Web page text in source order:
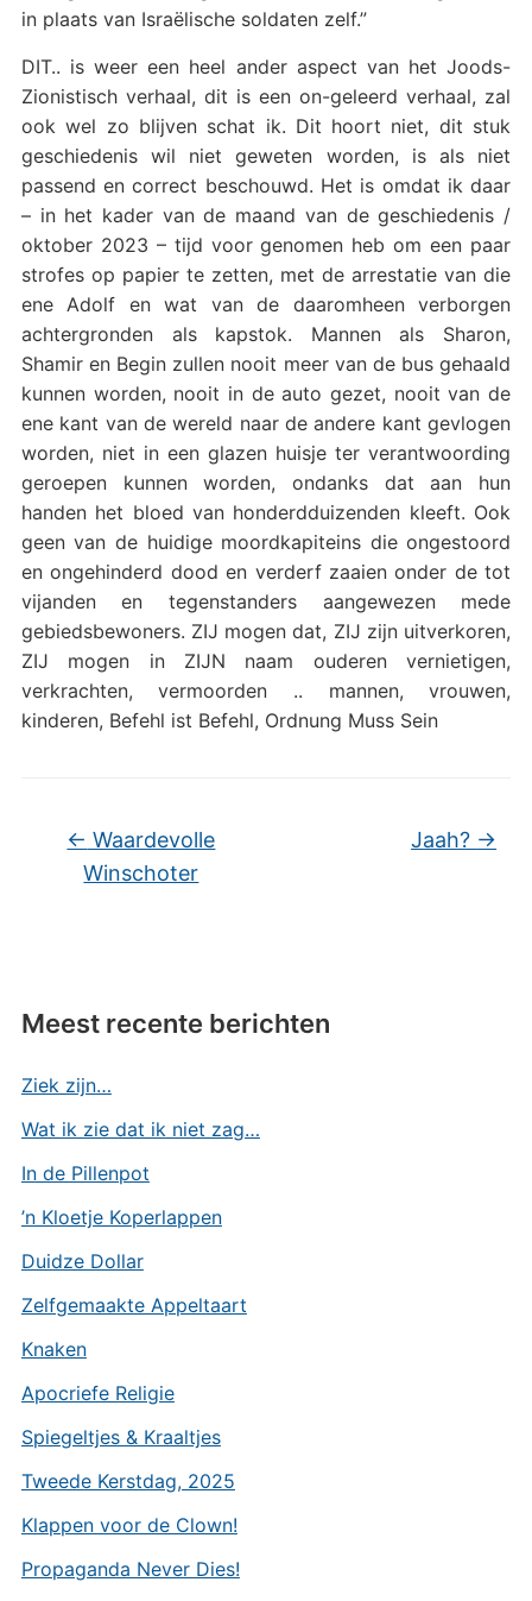
in plaats van Israëlische soldaten zelf.”
DIT.. is weer een heel ander aspect van het Joods-
Zionistisch verhaal, dit is een on-geleerd verhaal, zal
ook wel zo blijven schat ik. Dit hoort niet, dit stuk
geschiedenis wil niet geweten worden, is als niet
passend en correct beschouwd. Het is omdat ik daar
– in het kader van de maand van de geschiedenis /
oktober 2023 – tijd voor genomen heb om een paar
strofes op papier te zetten, met de arrestatie van die
ene Adolf en wat van de daaromheen verborgen
achtergronden als kapstok. Mannen als Sharon,
Shamir en Begin zullen nooit meer van de bus gehaald
kunnen worden, nooit in de auto gezet, nooit van de
ene kant van de wereld naar de andere kant gevlogen
worden, niet in een glazen huisje ter verantwoording
geroepen kunnen worden, ondanks dat aan hun
handen het bloed van honderdduizenden kleeft. Ook
geen van de huidige moordkapiteins die ongestoord
en ongehinderd dood en verderf zaaien onder de tot
vijanden en tegenstanders aangewezen mede
gebiedsbewoners. ZIJ mogen dat, ZIJ zijn uitverkoren,
ZIJ mogen in ZIJN naam ouderen vernietigen,
verkrachten, vermoorden .. mannen, vrouwen,
kinderen, Befehl ist Befehl, Ordnung Muss Sein
← Waardevolle
Winschoter
Jaah? →
Meest recente berichten
Ziek zijn…
Wat ik zie dat ik niet zag…
In de Pillenpot
’n Kloetje Koperlappen
Duidze Dollar
Zelfgemaakte Appeltaart
Knaken
Apocriefe Religie
Spiegeltjes & Kraaltjes
Tweede Kerstdag, 2025
Klappen voor de Clown!
Propaganda Never Dies!